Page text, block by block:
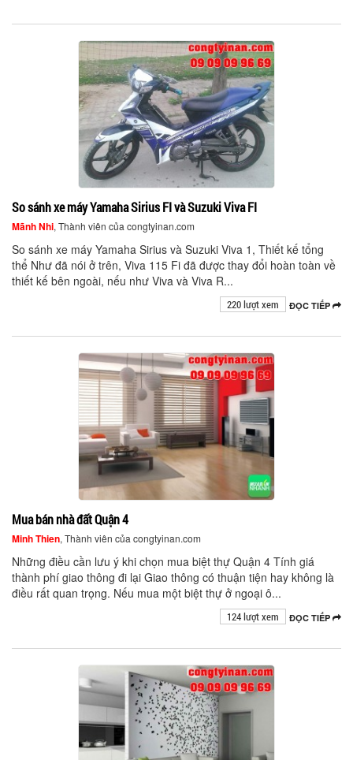
So sánh xe máy Yamaha Sirius FI và Suzuki Viva FI
Mãnh Nhi, Thành viên của congtyinan.com
So sánh xe máy Yamaha Sirius và Suzuki Viva 1, Thiết kế tổng
thể Như đã nói ở trên, Viva 115 Fi đã được thay đổi hoàn toàn về
thiết kế bên ngoài, nếu như Viva và Viva R...
ĐỌC TIẾP
220 lượt xem
Mua bán nhà đất Quận 4
Minh Thien, Thành viên của congtyinan.com
Những điều cần lưu ý khi chọn mua biệt thự Quận 4 Tính giá
thành phí giao thông đi lại Giao thông có thuận tiện hay không là
điều rất quan trọng. Nếu mua một biệt thự ở ngoại ô...
ĐỌC TIẾP
124 lượt xem